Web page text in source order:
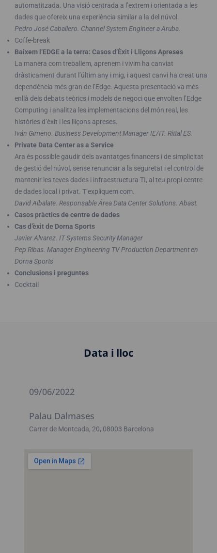
automatitzada. Una visió centrada a l’extrem i orientada a les
dades que ofereix una experiència similar a la del núvol.
Pedro José Caballero. Channel System Engineer a Aruba.
Coffe-break
Baixem l’EDGE a la terra: Casos d’Èxit i Lliçons Apreses
La manera com treballem, aprenem i vivim ha canviat
dràsticament durant l’últim any i mig, i aquest canvi ha creat una
dependència més gran de l’Edge. Aquesta presentació va més
enllà dels debats teòrics i models de negoci que envolten l’Edge
Computing i analitza les implementacions del món real, les
històries d’èxit i les lliçons apreses.
Iván Gimeno. Business Development Manager IE/IT. Rittal ES.
Private Data Center as a Service
Ara és possible gaudir dels avantatges financers i de simplicitat
de gestió del núvol, sense renunciar a la seguretat i el control de
mantenir les teves dades i infraestructura TI, al teu propi centre
de dades local i privat. T’expliquem com.
David Albalate. Responsable Área Data Center Solutions. Abast.
Casos pràctics de centre de dades
Cas d’èxit de Dorna Sports
Javier Alvarez. IT Systems Security Manager
Pep Ribas. Manager Engineering TV Production Department en
Dorna Sports
Conclusions i preguntes
Cocktail
Data i lloc
09/06/2022
Palau Dalmases
Carrer de Montcada, 20, 08003 Barcelona